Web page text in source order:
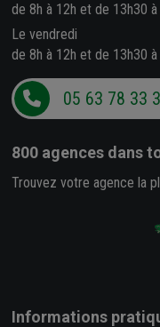
de 8h à 12h et de 13h30 à
Le vendredi
de 8h à 12h et de 13h30 à
05 63 78 33
800 agences dans
Trouvez votre agence la
Informations